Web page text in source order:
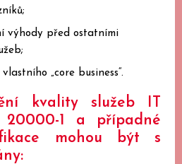
výhody před ostatními
„core business“.
kvality služeb IT
20000-1 a případné
mohou být s